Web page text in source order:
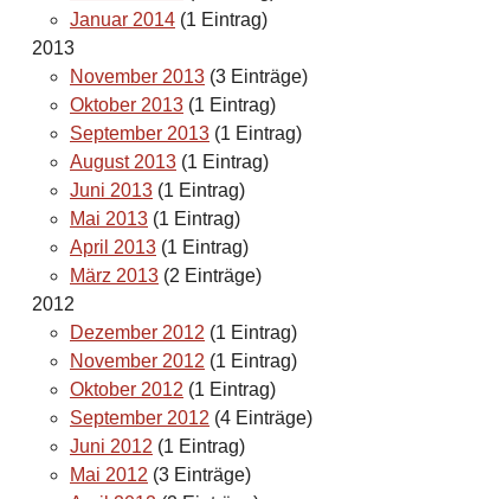
Januar 2014 (1 Eintrag)
2013
November 2013 (3 Einträge)
Oktober 2013 (1 Eintrag)
September 2013 (1 Eintrag)
August 2013 (1 Eintrag)
Juni 2013 (1 Eintrag)
Mai 2013 (1 Eintrag)
April 2013 (1 Eintrag)
März 2013 (2 Einträge)
2012
Dezember 2012 (1 Eintrag)
November 2012 (1 Eintrag)
Oktober 2012 (1 Eintrag)
September 2012 (4 Einträge)
Juni 2012 (1 Eintrag)
Mai 2012 (3 Einträge)